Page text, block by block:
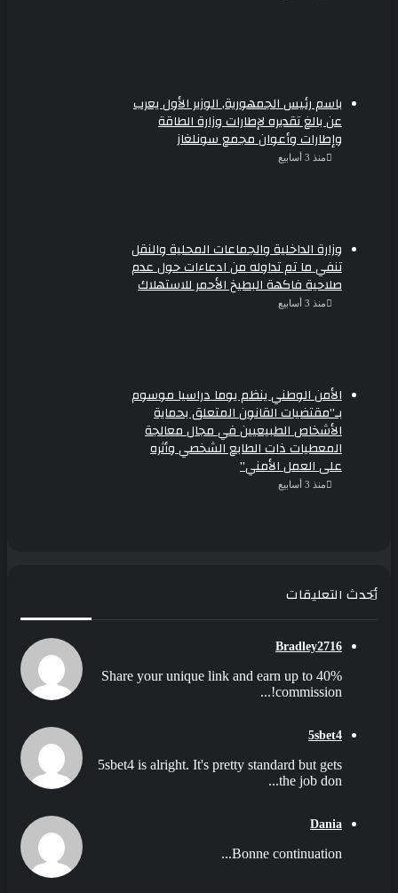
باسم رئيس الجمهورية, الوزير الأول يعرب
عن بالغ تقديره لإطارات وزارة الطاقة
وإطارات وأعوان مجمع سونلغاز
منذ 3 أسابيع
وزارة الداخلية والجماعات المحلية والنقل
تنفي ما تم تداوله من ادعاءات حول عدم
صلاحية فاكهة البطيخ الأحمر للاستهلاك
منذ 3 أسابيع
الأمن الوطني ينظم يوما دراسيا موسوم
بـ”مقتضيات القانون المتعلق بحماية
الأشخاص الطبيعيين في مجال معالجة
المعطيات ذات الطابع الشخصي وأثره
على العمل الأمني”
منذ 3 أسابيع
أحدث التعليقات
Bradley2716
Share your unique link and earn up to 40%
commission!...
5sbet4
5sbet4 is alright. It's pretty standard but gets
the job don...
Dania
Bonne continuation...